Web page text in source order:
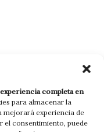
completa en
para almacenar la
experiencia de
el consentimiento, puede